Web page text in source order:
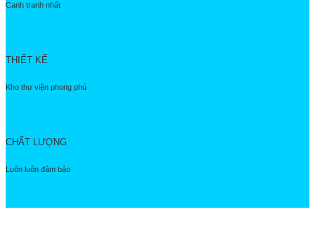
Cạnh tranh nhất
THIẾT KẾ
Kho thư viện phong phú
CHẤT LƯỢNG
Luôn luôn đảm bảo